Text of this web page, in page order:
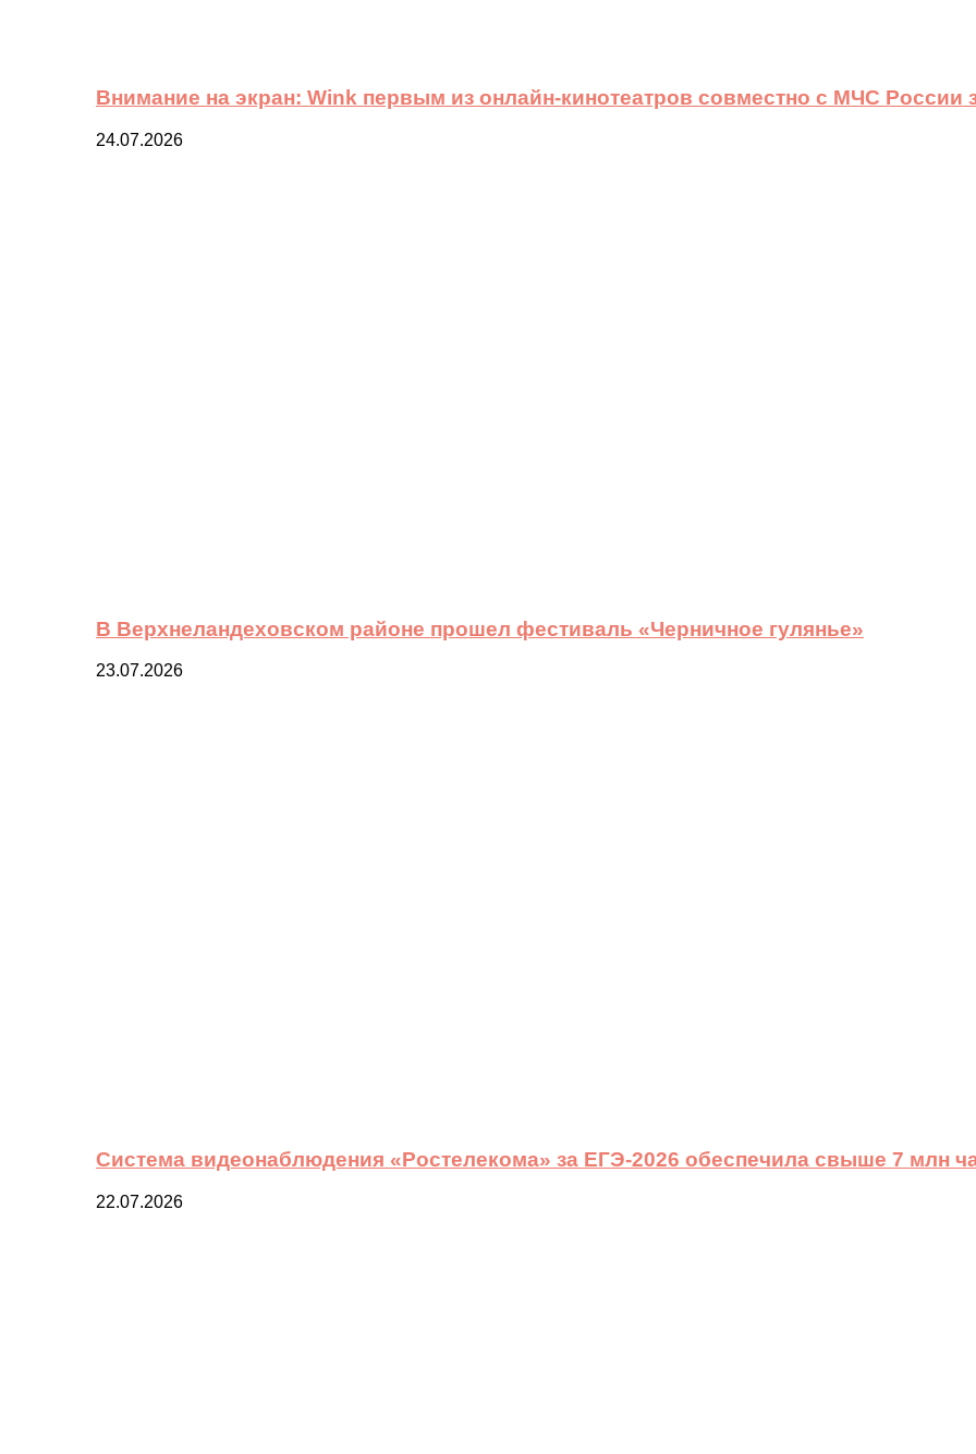
Внимание на экран: Wink первым из онлайн-кинотеатров совместно с МЧС России
24.07.2026
В Верхнеландеховском районе прошел фестиваль «Черничное гулянье»
23.07.2026
Система видеонаблюдения «Ростелекома» за ЕГЭ-2026 обеспечила свыше 7 млн
22.07.2026